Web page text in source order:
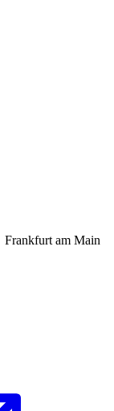
Frankfurt am Main